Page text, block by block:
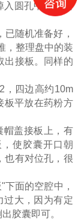
入圆孔中，开口
随机准备好，
，整理盘中的装
出接板。同样的
，四边高约10m
板平放在药粉方
帽盖接板上，有
使胶囊开口朝
也有对位孔，很
下面的空腔中，
过大，因为有定
胶囊即可。